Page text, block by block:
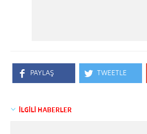
PAYLAŞ TWEETLE
İLGİLİ HABERLER